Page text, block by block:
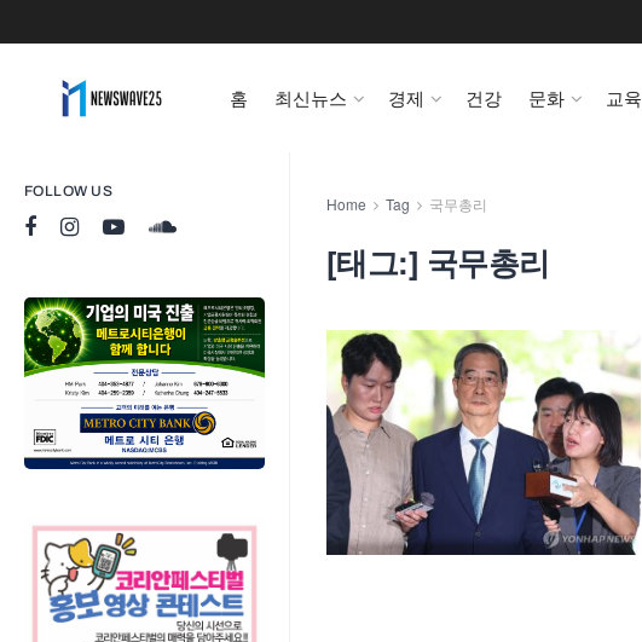
FOLLOW US
홈 최신뉴스 경제 건강 문화 교육
Home Tag 국무총리
[태그:] 국무총리